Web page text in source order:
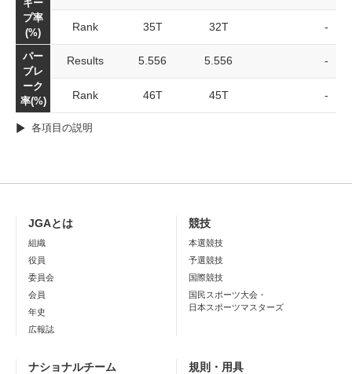
キー
プ率
(%)
Rank 35T 32T -
パー
ブレ
ーク
率(%)
Results 5.556 5.556 -
Rank 46T 45T -
各項目の説明
JGAとは
組織
役員
委員会
会員
年史
広報誌
競技
本選競技
予選競技
国際競技
国民スポーツ大会・
日本スポーツマスターズ
ナショナルチーム 規則・用具